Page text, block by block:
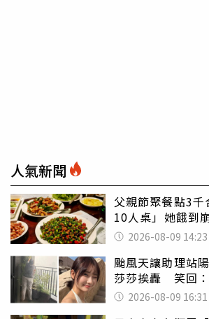
人氣新聞
父親節聚餐點3
10人桌」她餓到
店家看笑話
2026-08-09 14:23
颱風天讓助理站
莎莎挨轟 笑回
2026-08-09 16:31